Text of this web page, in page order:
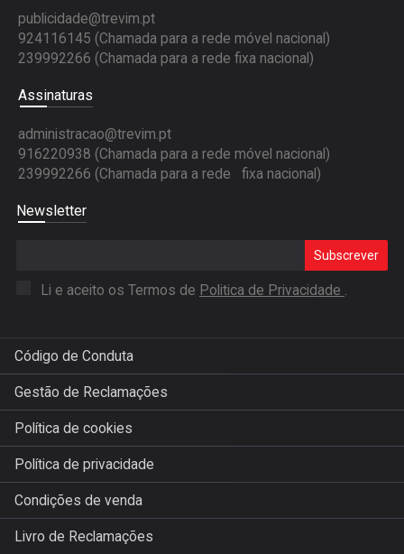
publicidade@trevim.pt
924116145 (Chamada para a rede móvel nacional)
239992266 (Chamada para a rede fixa nacional)
Assinaturas
administracao@trevim.pt
916220938 (Chamada para a rede móvel nacional)
239992266 (Chamada para a rede fixa nacional)
Newsletter
Subscrever
Li e aceito os Termos de Politica de Privacidade .
Código de Conduta
Gestão de Reclamações
Política de cookies
Política de privacidade
Condições de venda
Livro de Reclamações